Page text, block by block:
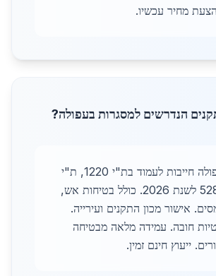
מחיר עכשיו.
הנדרשים למסגרות בעפולה?
מסגרות בעפולה חייבות לעמוד בת"י 1220, ת"י
26 ות"י 5282 לשנת 2026. כולל בטיחות אש,
אישור מכון התקנים ועירייה.
חובה. עמידה מלאה מבטיחה
ייעוץ חינם זמין.